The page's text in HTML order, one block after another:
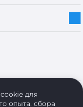
для
опыта, сбора